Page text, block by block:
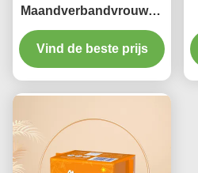
Maandverbandvrouwen
van het nachtgebruik
Beschikbare In te
ademen Menstruele
Vind de beste prijs